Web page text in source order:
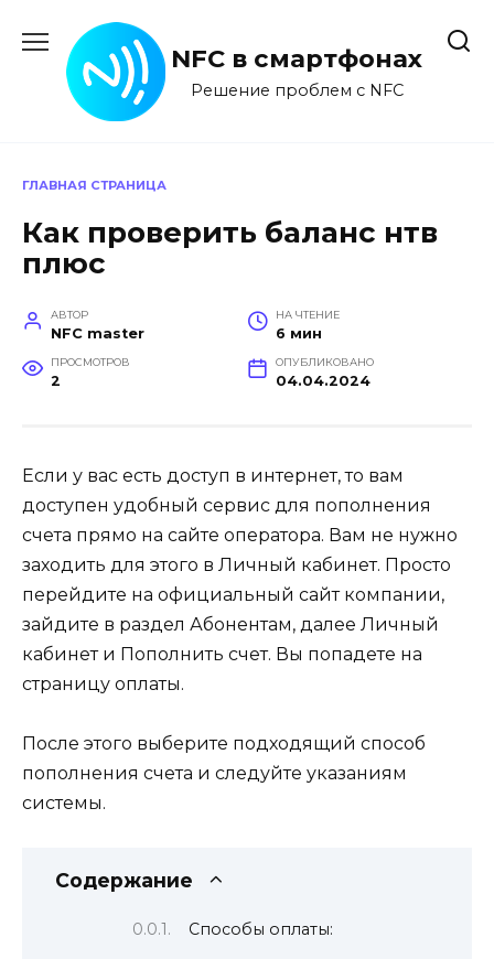
содержанию
NFC в смартфонах
Решение проблем с NFC
ГЛАВНАЯ СТРАНИЦА
Как проверить баланс нтв
плюс
АВТОР
NFC master
НА ЧТЕНИЕ
6 мин
ПРОСМОТРОВ
2
ОПУБЛИКОВАНО
04.04.2024
Если у вас есть доступ в интернет, то вам
доступен удобный сервис для пополнения
счета прямо на сайте оператора. Вам не нужно
заходить для этого в Личный кабинет. Просто
перейдите на официальный сайт компании,
зайдите в раздел Абонентам, далее Личный
кабинет и Пополнить счет. Вы попадете на
страницу оплаты.
После этого выберите подходящий способ
пополнения счета и следуйте указаниям
системы.
Содержание
Способы оплаты: